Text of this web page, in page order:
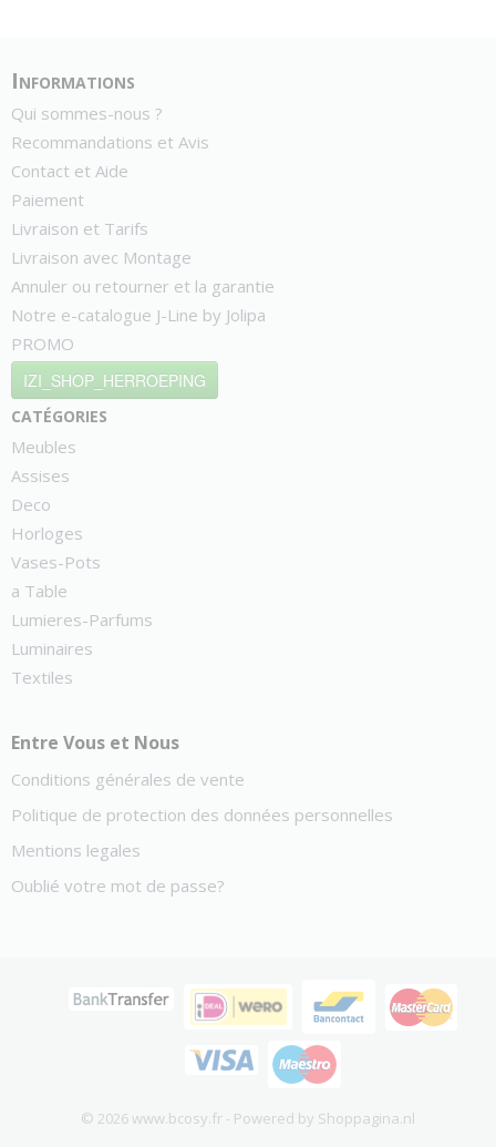
Informations
Qui sommes-nous ?
Recommandations et Avis
Contact et Aide
Paiement
Livraison et Tarifs
Livraison avec Montage
Annuler ou retourner et la garantie
Notre e-catalogue J-Line by Jolipa
PROMO
IZI_SHOP_HERROEPING
catégories
Meubles
Assises
Deco
Horloges
Vases-Pots
a Table
Lumieres-Parfums
Luminaires
Textiles
Entre Vous et Nous
Conditions générales de vente
Politique de protection des données personnelles
Mentions legales
Oublié votre mot de passe?
© 2026 www.bcosy.fr - Powered by Shoppagina.nl